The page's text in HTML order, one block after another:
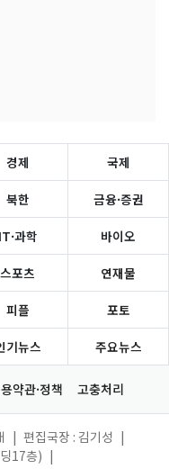
경제 국제
북한 금융·증권
IT·과학 바이오
스포츠 연재물
피플 포토
기뉴스 주요뉴스
약관·정책 고충처리
편집국장 : 김기성
17층)